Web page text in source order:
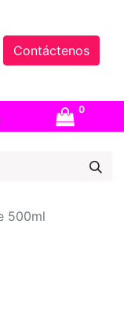
Contáctenos
0
500ml